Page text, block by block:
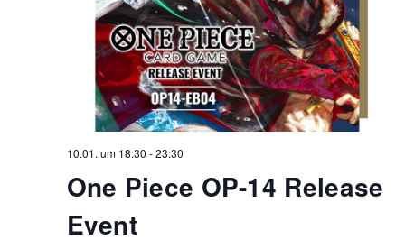
10.01. um 18:30 -23:30
One Piece OP-14 Release
Event